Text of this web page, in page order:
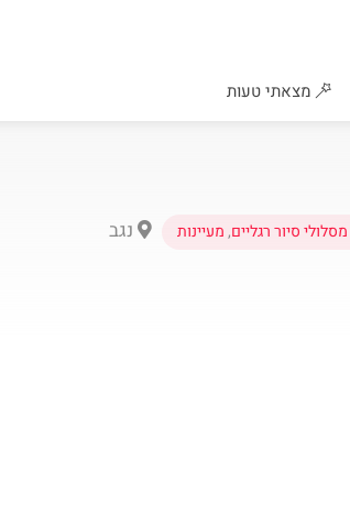
מצאתי טעות
מסלולי סיור רגליים,מעיינות נגב